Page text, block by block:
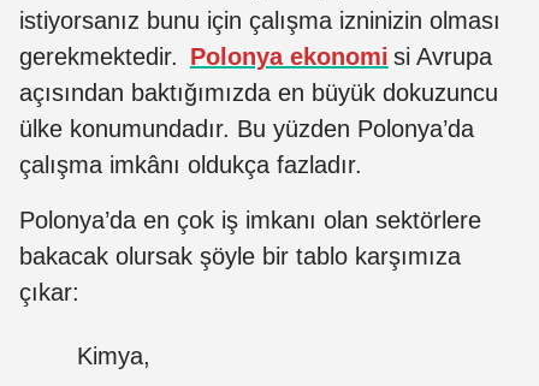
istiyorsanız bunu için çalışma izninizin olması
gerekmektedir. Polonya ekonomi si Avrupa
açısından baktığımızda en büyük dokuzuncu
ülke konumundadır. Bu yüzden Polonya’da
çalışma imkânı oldukça fazladır.
Polonya’da en çok iş imkanı olan sektörlere
bakacak olursak şöyle bir tablo karşımıza
çıkar:
Kimya,